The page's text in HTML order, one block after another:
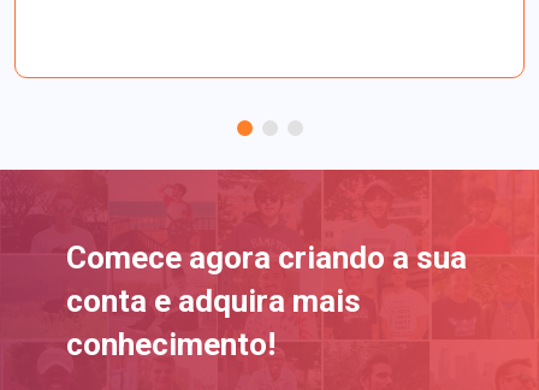
Comece agora criando a sua
conta e adquira mais
conhecimento!